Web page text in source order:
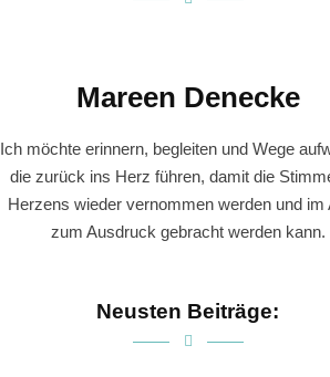
Mareen Denecke
Ich möchte erinnern, begleiten und Wege
die zurück ins Herz führen, damit die
Herzens wieder vernommen werden und im
zum Ausdruck gebracht werden kann.
Neusten Beiträge: